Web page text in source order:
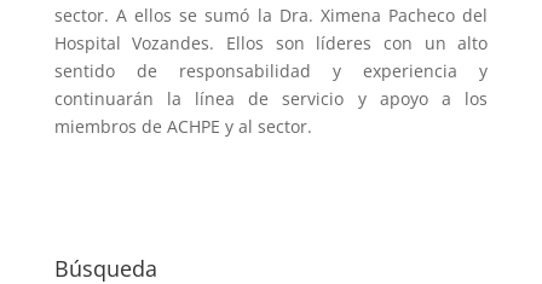
sector. A ellos se sumó la Dra. Ximena Pacheco del
Hospital Vozandes. Ellos son líderes con un alto
sentido de responsabilidad y experiencia y
continuarán la línea de servicio y apoyo a los
miembros de ACHPE y al sector.
Búsqueda